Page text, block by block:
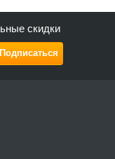
скидки